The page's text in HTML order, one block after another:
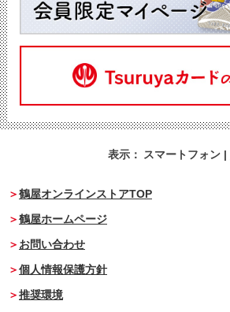
表示： スマートフォン |
鶴屋オンラインストアTOP
鶴屋ホームページ
お問い合わせ
個人情報保護方針
推奨環境